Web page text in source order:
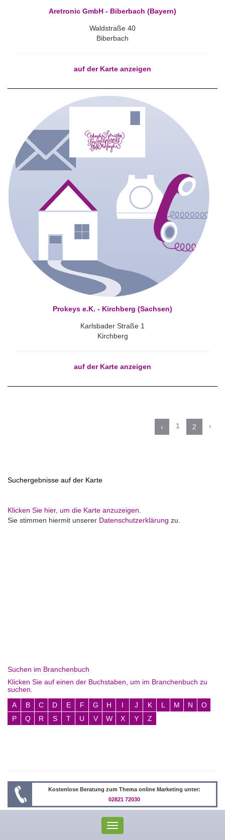
Aretronic GmbH - Biberbach (Bayern)
Waldstraße 40
Biberbach
auf der Karte anzeigen
Prokeys e.K. - Kirchberg (Sachsen)
Karlsbader Straße 1
Kirchberg
auf der Karte anzeigen
‹ 1 2 ›
Suchergebnisse auf der Karte
Klicken Sie hier, um die Karte anzuzeigen.
Sie stimmen hiermit unserer Datenschutzerklärung zu.
Suchen im Branchenbuch
Klicken Sie auf einen der Buchstaben, um im Branchenbuch zu
suchen.
A
B C D E F G H I J K L M N
O
P
Q R S T U V W X Y Z
Kostenlose Beratung zum Thema online Marketing unter:
02821 72030
Toggle
navigation